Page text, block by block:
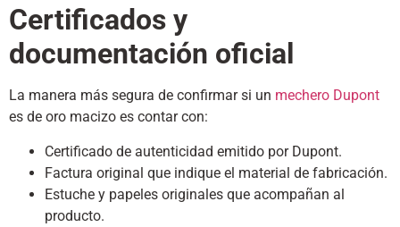
Certificados y
documentación oficial
La manera más segura de confirmar si un mechero Dupont
es de oro macizo es contar con:
Certificado de autenticidad emitido por Dupont.
Factura original que indique el material de fabricación.
Estuche y papeles originales que acompañan al
producto.